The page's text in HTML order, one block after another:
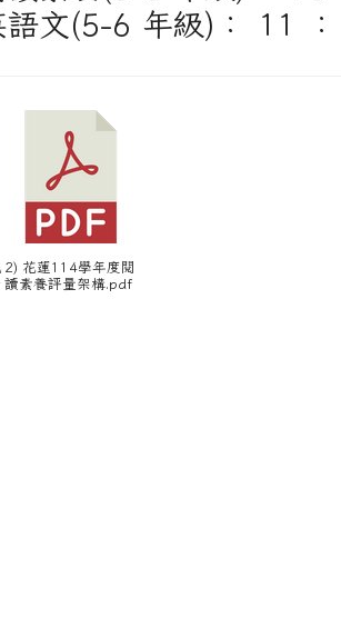
語文(5-6 年級)： 11
2) 花蓮114學年度閱
讀素養評量架構.pdf